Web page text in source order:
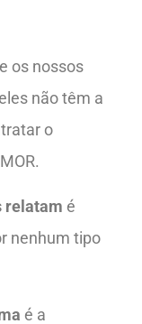
os nossos
não têm a
o
relatam é
nenhum tipo
é a